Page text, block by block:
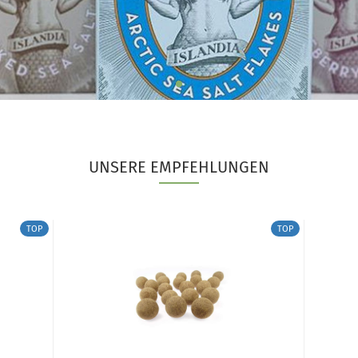
UNSERE EMPFEHLUNGEN
TOP TOP